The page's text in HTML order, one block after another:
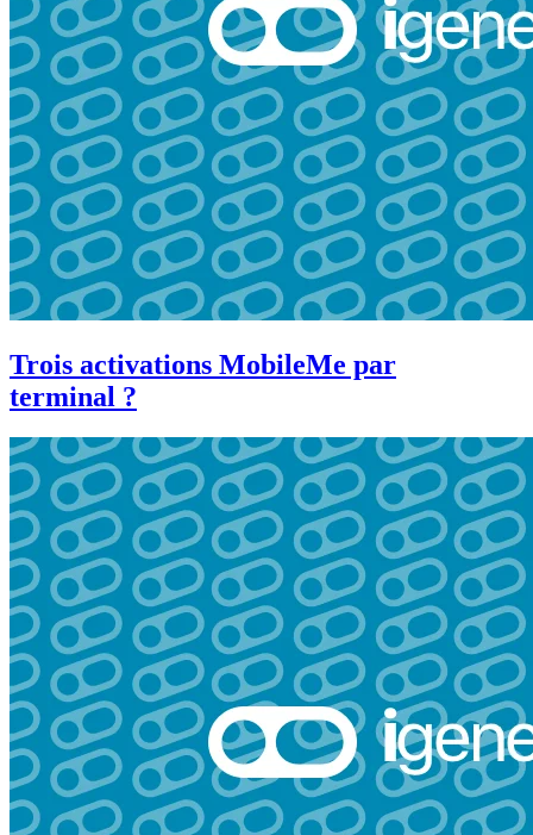
Trois activations MobileMe par
terminal ?